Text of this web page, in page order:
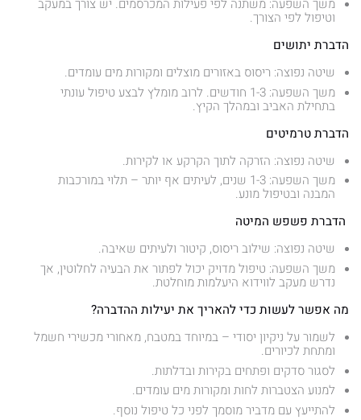
משך השפעה: משתנה לפי פעילות המכרסמים. יש צורך במעקב
וטיפול לפי הצורך.
הדברת יתושים
שיטה נפוצה: ריסוס באזורים מוצלים ומקורות מים עומדים.
משך השפעה: 1-3 חודשים. לרוב מומלץ לבצע טיפול עונתי
בתחילת האביב ובמהלך הקיץ.
הדברת טרמיטים
שיטה נפוצה: הזרקה לתוך הקרקע או לקירות.
משך השפעה: 1-3 שנים, לעיתים אף יותר – תלוי במורכבות
המבנה ובטיפול מונע.
הדברת פשפש המיטה
שיטה נפוצה: שילוב ריסוס, קיטור ולעיתים שאיבה.
משך השפעה: טיפול מדויק יכול לפתור את הבעיה לחלוטין, אך
נדרש מעקב לווידוא היעלמות מוחלטת.
מה אפשר לעשות כדי להאריך את יעילות ההדברה?
לשמור על ניקיון יסודי – במיוחד במטבח, מאחורי מכשירי חשמל
ומתחת לכיורים.
לסגור סדקים ופתחים בקירות ובדלתות.
למנוע הצטברות לחות ומקורות מים עומדים.
להתייעץ עם מדביר מוסמך לפני כל טיפול נוסף.